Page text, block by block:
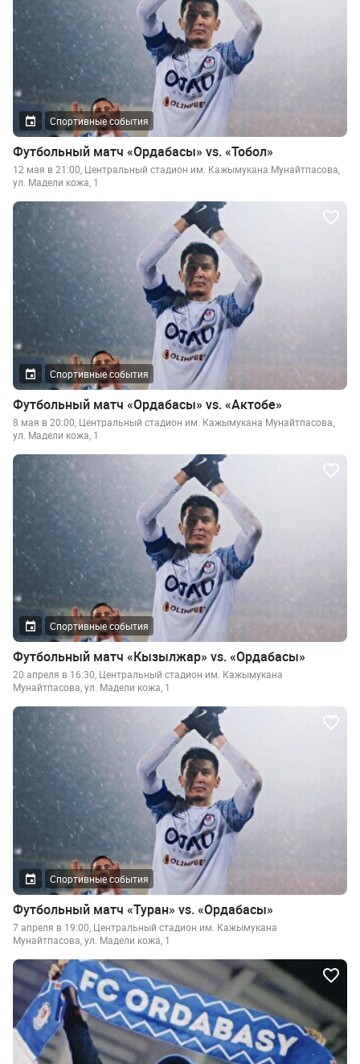
Спортивные события
Футбольный матч «Ордабасы» vs. «Тобол»
12 мая в 21:00, Центральный стадион им. Кажымукана Мунайтпасова,
ул. Мадели кожа, 1
Спортивные события
Футбольный матч «Ордабасы» vs. «Актобе»
8 мая в 20:00, Центральный стадион им. Кажымукана Мунайтпасова,
ул. Мадели кожа, 1
Спортивные события
Футбольный матч «Кызылжар» vs. «Ордабасы»
20 апреля в 16:30, Центральный стадион им. Кажымукана
Мунайтпасова, ул. Мадели кожа, 1
Спортивные события
Футбольный матч «Туран» vs. «Ордабасы»
7 апреля в 19:00, Центральный стадион им. Кажымукана
Мунайтпасова, ул. Мадели кожа, 1